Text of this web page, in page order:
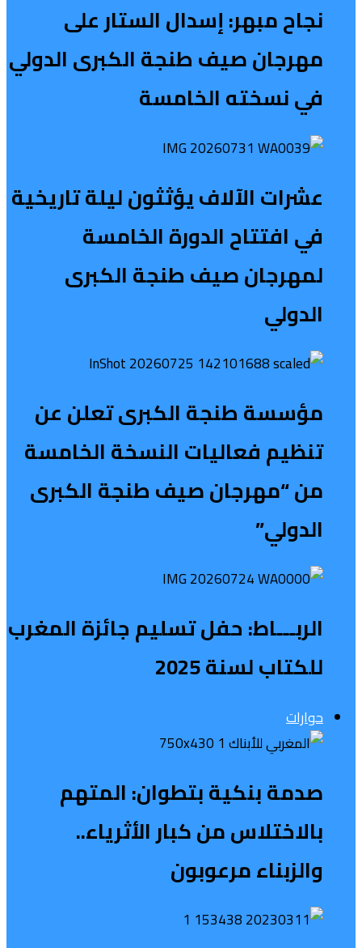
نجاح مبهر: إسدال الستار على
مهرجان صيف طنجة الكبرى الدولي
في نسخته الخامسة
عشرات الآلاف يؤثثون ليلة تاريخية
في افتتاح الدورة الخامسة
لمهرجان صيف طنجة الكبرى
الدولي
مؤسسة طنجة الكبرى تعلن عن
تنظيم فعاليات النسخة الخامسة
من “مهرجان صيف طنجة الكبرى
الدولي”
الربـــاط: حفل تسليم جائزة المغرب
للكتاب لسنة 2025
حوارات
صدمة بنكية بتطوان: المتهم
بالاختلاس من كبار الأثرياء..
والزبناء مرعوبون